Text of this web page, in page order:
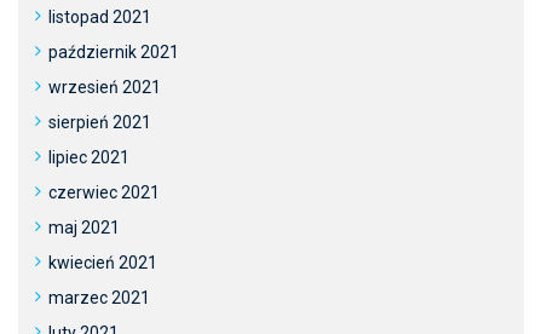
listopad 2021
październik 2021
wrzesień 2021
sierpień 2021
lipiec 2021
czerwiec 2021
maj 2021
kwiecień 2021
marzec 2021